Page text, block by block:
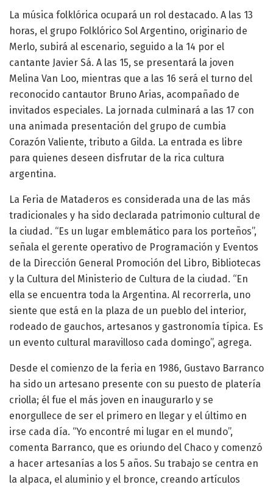
La música folklórica ocupará un rol destacado. A las 13
horas, el grupo Folklórico Sol Argentino, originario de
Merlo, subirá al escenario, seguido a la 14 por el
cantante Javier Sá. A las 15, se presentará la joven
Melina Van Loo, mientras que a las 16 será el turno del
reconocido cantautor Bruno Arias, acompañado de
invitados especiales. La jornada culminará a las 17 con
una animada presentación del grupo de cumbia
Corazón Valiente, tributo a Gilda. La entrada es libre
para quienes deseen disfrutar de la rica cultura
argentina.
La Feria de Mataderos es considerada una de las más
tradicionales y ha sido declarada patrimonio cultural de
la ciudad. “Es un lugar emblemático para los porteños”,
señala el gerente operativo de Programación y Eventos
de la Dirección General Promoción del Libro, Bibliotecas
y la Cultura del Ministerio de Cultura de la ciudad. “En
ella se encuentra toda la Argentina. Al recorrerla, uno
siente que está en la plaza de un pueblo del interior,
rodeado de gauchos, artesanos y gastronomía típica. Es
un evento cultural maravilloso cada domingo”, agrega.
Desde el comienzo de la feria en 1986, Gustavo Barranco
ha sido un artesano presente con su puesto de platería
criolla; él fue el más joven en inaugurarlo y se
enorgullece de ser el primero en llegar y el último en
irse cada día. “Yo encontré mi lugar en el mundo”,
comenta Barranco, que es oriundo del Chaco y comenzó
a hacer artesanías a los 5 años. Su trabajo se centra en
la alpaca, el aluminio y el bronce, creando artículos